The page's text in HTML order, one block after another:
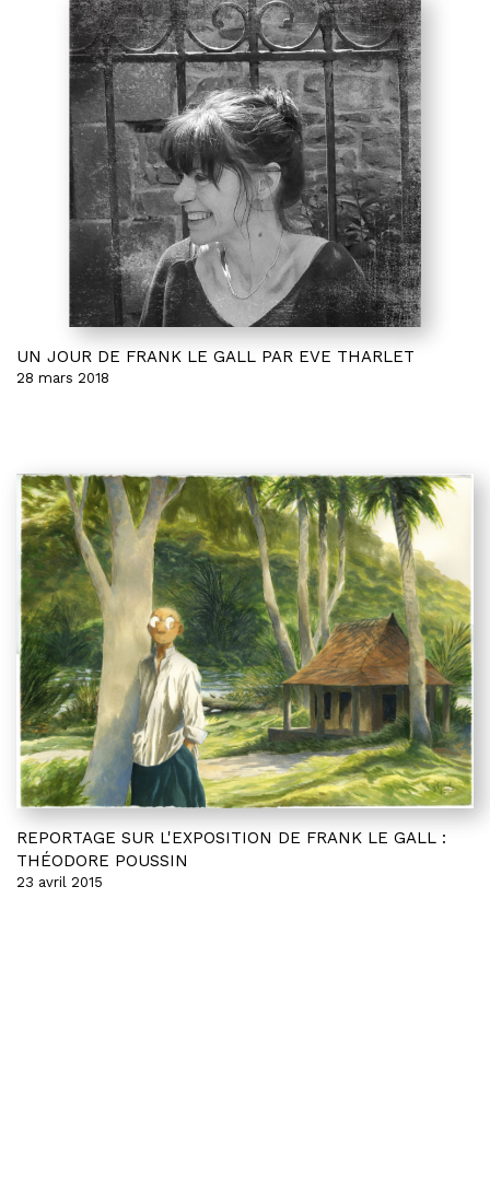
UN JOUR DE FRANK LE GALL PAR EVE THARLET
28 mars 2018
REPORTAGE SUR L'EXPOSITION DE FRANK LE GALL :
THÉODORE POUSSIN
23 avril 2015